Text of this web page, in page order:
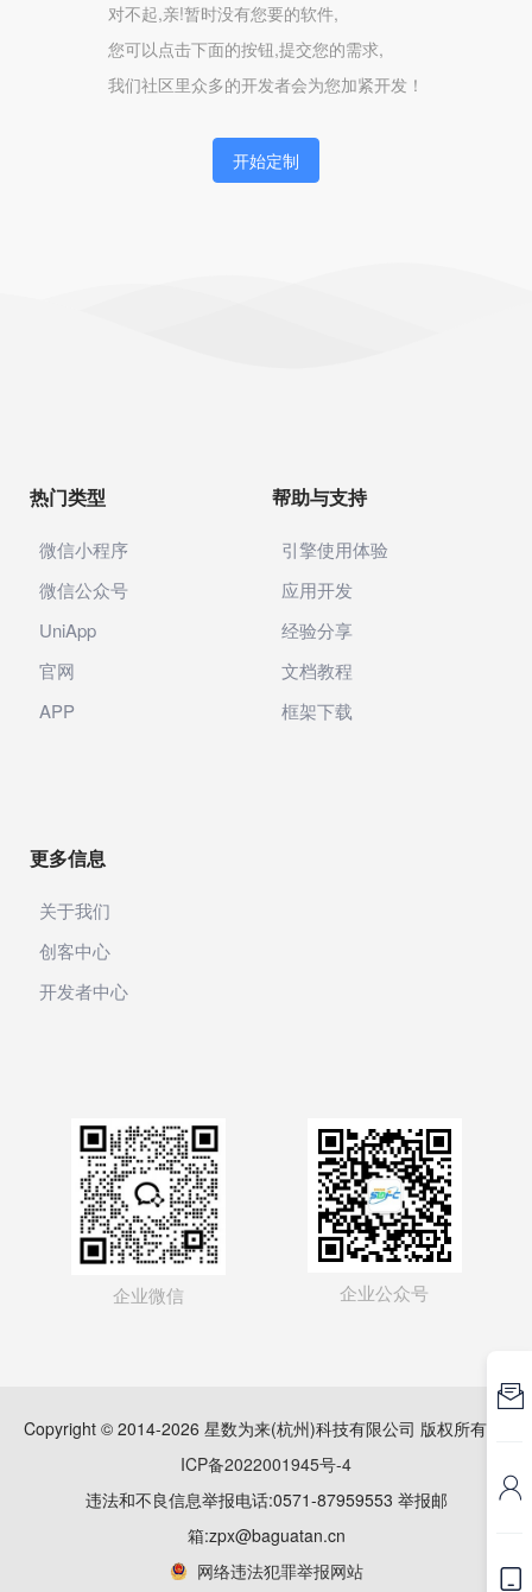
对不起,亲!暂时没有您要的软件,
您可以点击下面的按钮,提交您的需求,
我们社区里众多的开发者会为您加紧开发！
开始定制
热门类型
微信小程序
微信公众号
UniApp
官网
APP
帮助与支持
引擎使用体验
应用开发
经验分享
文档教程
框架下载
更多信息
关于我们
创客中心
开发者中心
企业微信 企业公众号
Copyright © 2014-2026 星数为来(杭州)科技有限公司 版权所有
ICP备2022001945号-4
违法和不良信息举报电话:0571-87959553 举报邮
箱:zpx@baguatan.cn
网络违法犯罪举报网站


